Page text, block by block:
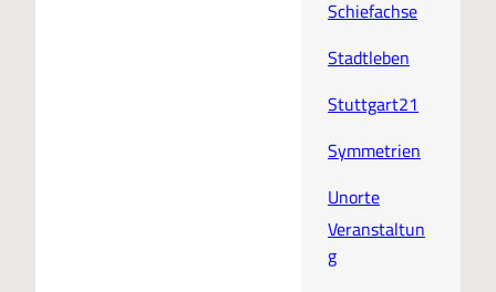
Schiefachse
Stadtleben
Stuttgart21
Symmetrien
Unorte
Veranstaltun
g